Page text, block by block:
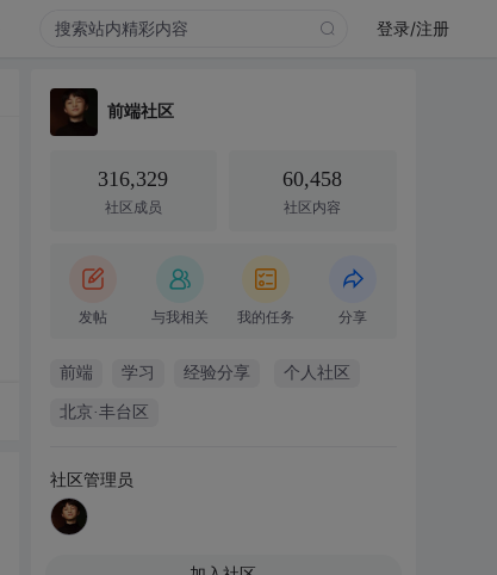
登录/注册
前端社区
316,329
社区成员
60,458
社区内容
发帖 与我相关 我的任务 分享
前端 学习 经验分享 个人社区
北京·丰台区
社区管理员